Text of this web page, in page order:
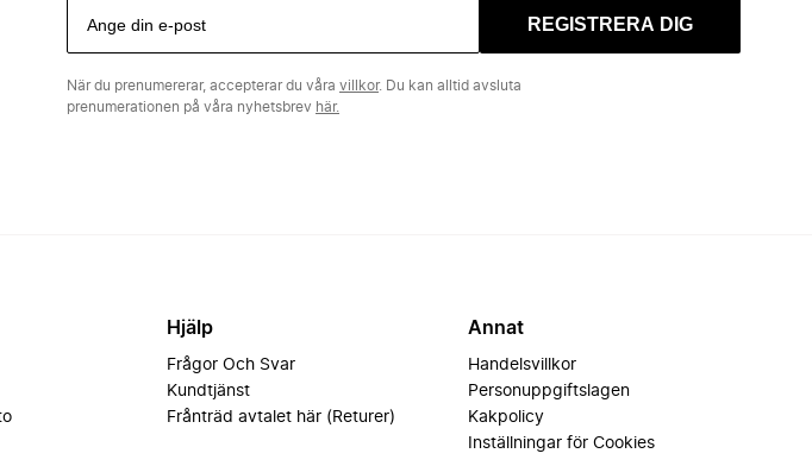
REGISTRERA DIG
När du prenumererar, accepterar du våra villkor. Du kan alltid avsluta
prenumerationen på våra nyhetsbrev här.
Hjälp
Frågor Och Svar
Kundtjänst
Frånträd avtalet här (Returer)
Annat
Handelsvillkor
Personuppgiftslagen
Kakpolicy
Inställningar för Cookies